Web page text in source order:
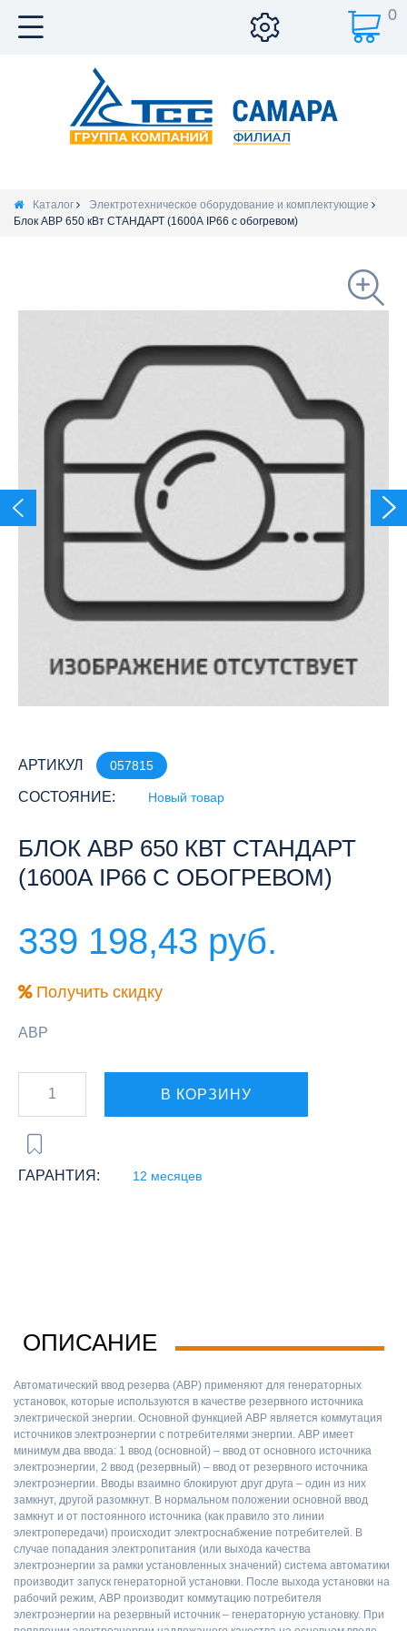
0
Каталог
Электротехническое оборудование и комплектующие
Блок АВР 650 кВт СТАНДАРТ (1600А IP66 с обогревом)
АРТИКУЛ 057815
СОСТОЯНИЕ: Новый товар
БЛОК АВР 650 КВТ СТАНДАРТ
(1600А IP66 С ОБОГРЕВОМ)
339 198,43 руб.
Получить скидку
АВР
В КОРЗИНУ
ГАРАНТИЯ: 12 месяцев
ОПИСАНИЕ
Автоматический ввод резерва (АВР) применяют для генераторных
установок, которые используются в качестве резервного источника
электрической энергии. Основной функцией АВР является коммутация
источников электроэнергии с потребителями энергии. АВР имеет
минимум два ввода: 1 ввод (основной) – ввод от основного источника
электроэнергии, 2 ввод (резервный) – ввод от резервного источника
электроэнергии. Вводы взаимно блокируют друг друга – один из них
замкнут, другой разомкнут. В нормальном положении основной ввод
замкнут и от постоянного источника (как правило это линии
электропередачи) происходит электроснабжение потребителей. В
случае попадания электропитания (или выхода качества
электроэнергии за рамки установленных значений) система автоматики
производит запуск генераторной установки. После выхода установки на
рабочий режим, АВР производит коммутацию потребителя
электроэнергии на резервный источник – генераторную установку. При